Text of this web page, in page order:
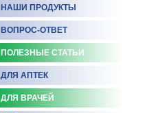
НАШИ ПРОДУКТЫ
ВОПРОС-ОТВЕТ
ПОЛЕЗНЫЕ СТАТЬИ
ДЛЯ АПТЕК
ДЛЯ ВРАЧЕЙ